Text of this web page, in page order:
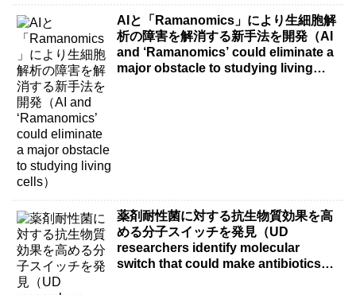
AIと「Ramanomics」により生細胞解
析の障害を解消する新手法を開発（AI
and ‘Ramanomics’ could eliminate a
major obstacle to studying living
薬剤耐性菌に対する抗生物質効果を高
める分子スイッチを発見（UD
researchers identify molecular
switch that could make antibiotics